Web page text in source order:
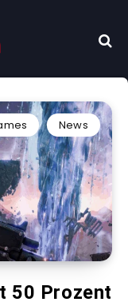
News
50 Prozent